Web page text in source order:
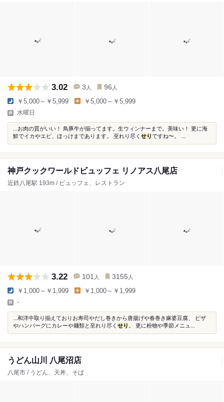
3.02 3 人 96 人
￥5,000～￥5,999 ￥5,000～￥5,999
水曜日
...お肉の質がいい！ 鳥豚牛が揃ってます。生ウィンナーまで。美味い！ 更に海
鮮でイカやエビ、ほっけまであります。 至れり尽く せりですね〜。 ...
神戸クックワールドビュッフェ リノアス八尾店
近鉄八尾駅 193m / ビュッフェ、レストラン
3.22 101 人 3155 人
￥1,000～￥1,999 ￥1,000～￥1,999
-
...和洋中取り揃えておりお寿司やだし巻きから唐揚げや春巻き麻婆豆腐、 ピザ
やハンバーグにカレーや麺類と至れり尽く せり 。 更に粉物や季節メニュ...
うどん山川 八尾沼店
八尾市 / うどん、天丼、そば